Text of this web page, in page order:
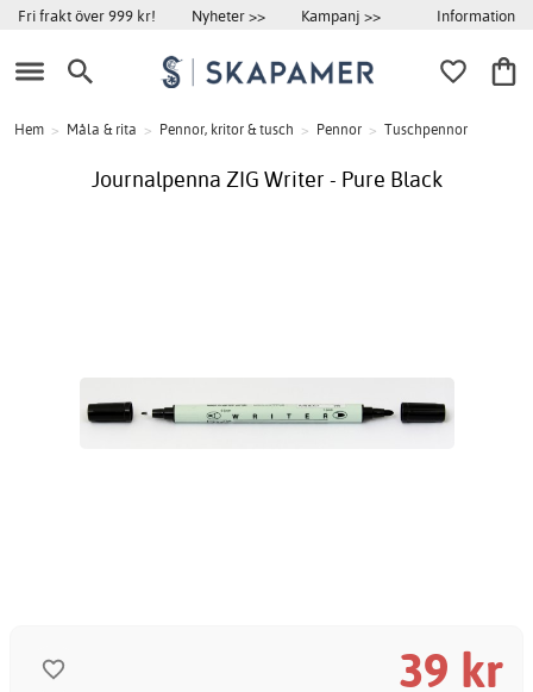
Fri frakt över 999 kr! Nyheter >> Kampanj >> Information
Hem > Måla & rita > Pennor, kritor & tusch > Pennor > Tuschpennor
Journalpenna ZIG Writer - Pure Black
39 kr